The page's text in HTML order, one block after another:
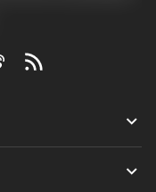
keyboard_arrow_down
keyboard_arrow_down